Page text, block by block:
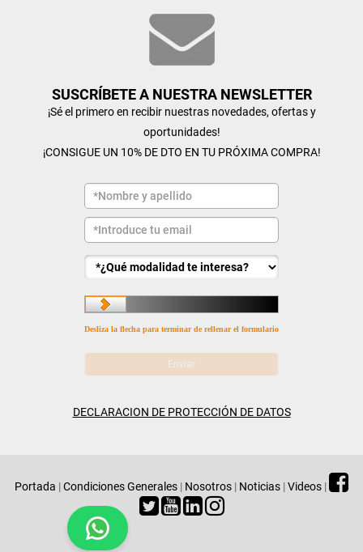
SUSCRÍBETE A NUESTRA NEWSLETTER
¡Sé el primero en recibir nuestras novedades, ofertas y
oportunidades!
¡CONSIGUE UN 10% DE DTO EN TU PRÓXIMA COMPRA!
Desliza la flecha para terminar de rellenar el formulario
DECLARACION DE PROTECCIÓN DE DATOS
Portada |Condiciones Generales | Nosotros | Noticias |Videos |